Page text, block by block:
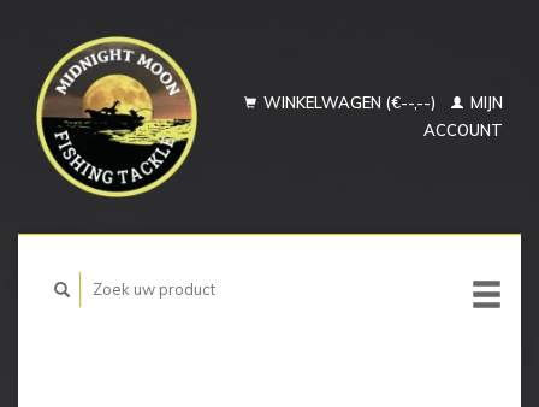
WINKELWAGEN (€--,--)
MIJN
ACCOUNT